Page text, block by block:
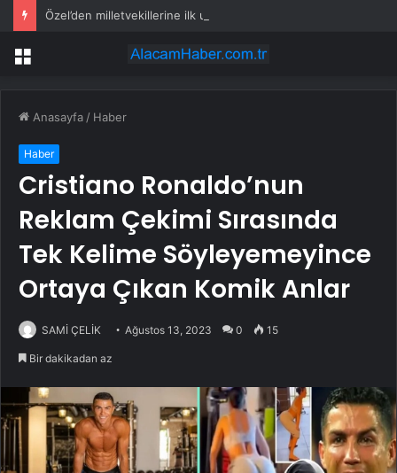
Menü
Anasayfa / Haber
Haber
Cristiano Ronaldo’nun
Reklam Çekimi Sırasında
Tek Kelime Söyleyemeyince
Ortaya Çıkan Komik Anlar
SAMİ ÇELİK Ağustos 13, 2023 0 15
Bir dakikadan az